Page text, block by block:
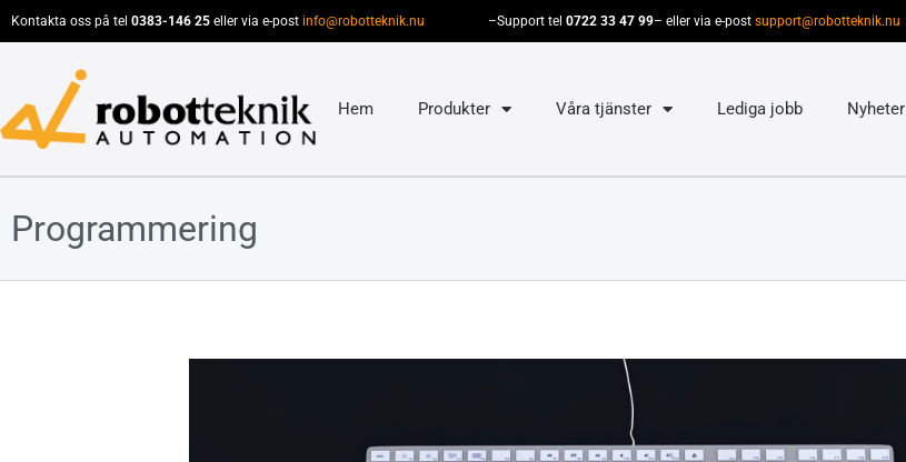
Kontakta oss på tel 0383-146 25 eller via e-post info@robotteknik.nu –Support tel 0722 33 47 99– eller via e-post support@robotteknik.nu
Hem Produkter Våra tjänster Lediga jobb Nyheter
Programmering